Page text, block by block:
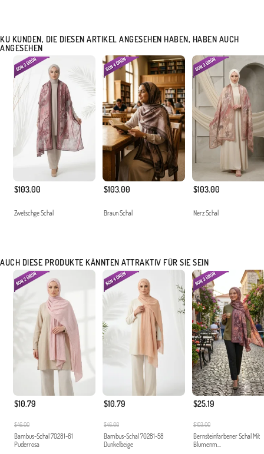
KU KUNDEN, DIE DIESEN ARTIKEL ANGESEHEN HABEN, HABEN AUCH
ANGESEHEN
$103.00
Zwetschge Schal
$103.00
Braun Schal
$103.00
Nerz Schal
AUCH DIESE PRODUKTE KÄNNTEN ATTRAKTIV FÜR SIE SEIN
$10.79
$46.00
Bambus-Schal 70281-61
Puderrosa
$10.79
$46.00
Bambus-Schal 70281-58
Dunkelbeige
$25.19
$103.00
Bernsteinfarbener Schal Mit
Blumenm...